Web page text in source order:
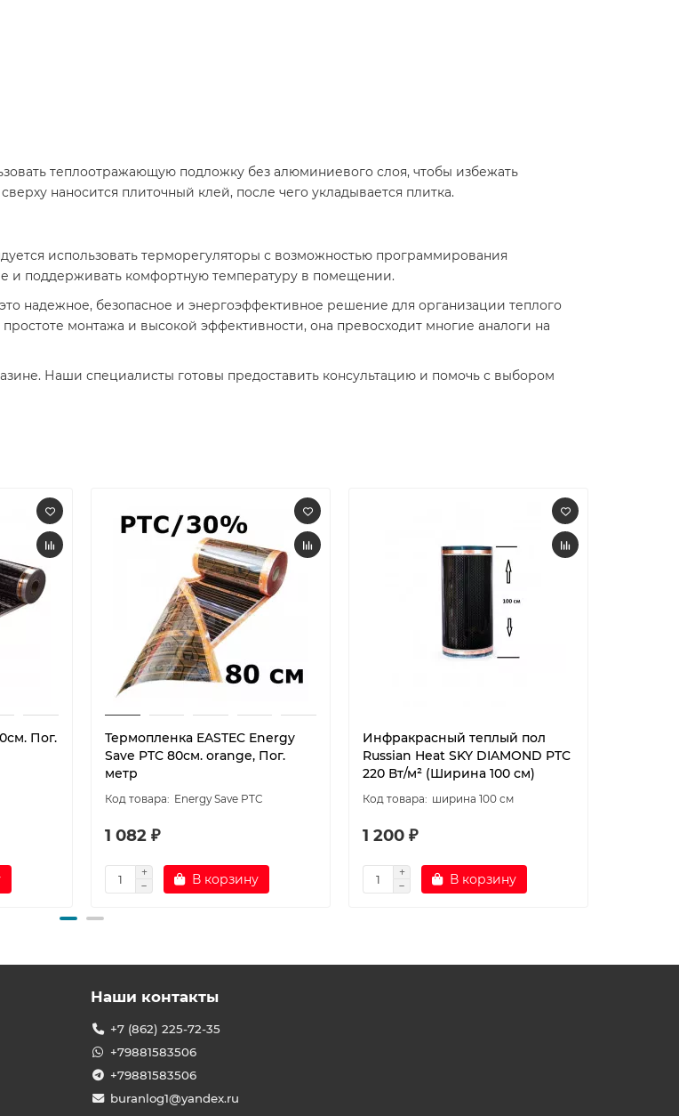
теплоотражающую подложку без алюминиевого слоя, чтобы избежать
наносится плиточный клей, после чего укладывается плитка.​
использовать терморегуляторы с возможностью программирования
и поддерживать комфортную температуру в помещении.​
надежное, безопасное и энергоэффективное решение для организации теплого
монтажа и высокой эффективности, она превосходит многие аналоги на
Наши специалисты готовы предоставить консультацию и помочь с выбором
Пог.
Термопленка EASTEC Energy
Save PTC 80см. orange, Пог.
метр
Energy Save PTC
1 082 ₽
В корзину
Инфракрасный теплый пол
Russian Heat SKY DIAMOND PTC
220 Вт/м² (Ширина 100 см)
ширина 100 см
1 200 ₽
В корзину
Наши контакты
+7 (862) 225-72-35
+79881583506
+79881583506
buranlog1@yandex.ru